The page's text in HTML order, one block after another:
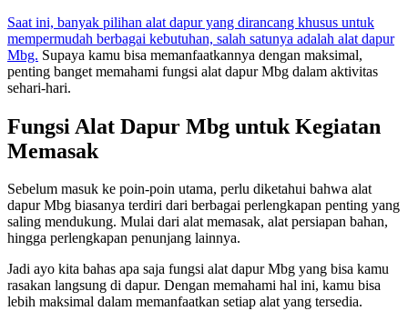
Saat ini, banyak pilihan alat dapur yang dirancang khusus untuk
mempermudah berbagai kebutuhan, salah satunya adalah alat dapur
Mbg. Supaya kamu bisa memanfaatkannya dengan maksimal,
penting banget memahami fungsi alat dapur Mbg dalam aktivitas
sehari-hari.
Fungsi Alat Dapur Mbg untuk Kegiatan
Memasak
Sebelum masuk ke poin-poin utama, perlu diketahui bahwa alat
dapur Mbg biasanya terdiri dari berbagai perlengkapan penting yang
saling mendukung. Mulai dari alat memasak, alat persiapan bahan,
hingga perlengkapan penunjang lainnya.
Jadi ayo kita bahas apa saja fungsi alat dapur Mbg yang bisa kamu
rasakan langsung di dapur. Dengan memahami hal ini, kamu bisa
lebih maksimal dalam memanfaatkan setiap alat yang tersedia.